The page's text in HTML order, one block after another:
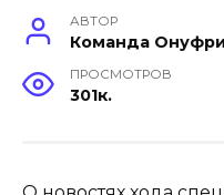
АВТОР
Команда
ПРОСМОТРОВ
301к.